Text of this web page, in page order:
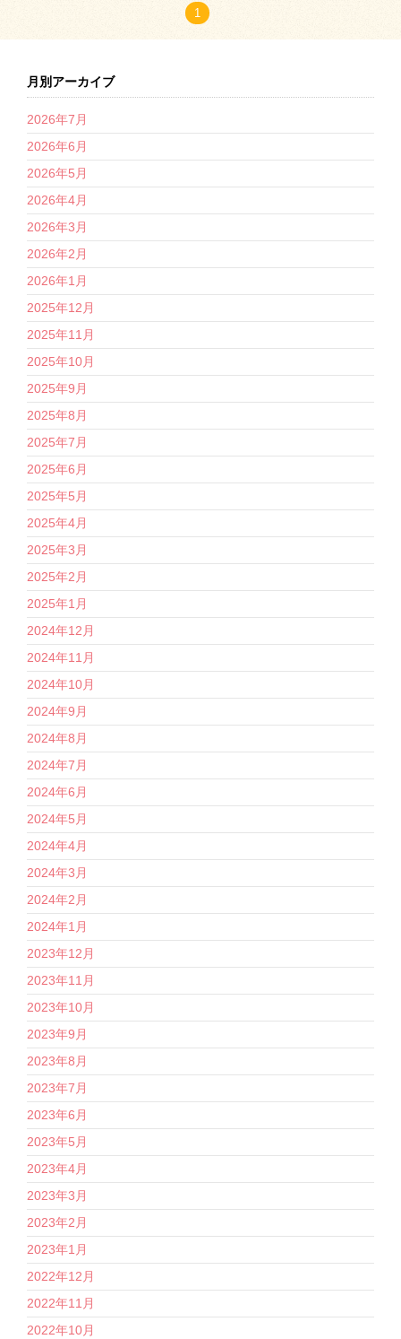
1
月別アーカイブ
2026年7月
2026年6月
2026年5月
2026年4月
2026年3月
2026年2月
2026年1月
2025年12月
2025年11月
2025年10月
2025年9月
2025年8月
2025年7月
2025年6月
2025年5月
2025年4月
2025年3月
2025年2月
2025年1月
2024年12月
2024年11月
2024年10月
2024年9月
2024年8月
2024年7月
2024年6月
2024年5月
2024年4月
2024年3月
2024年2月
2024年1月
2023年12月
2023年11月
2023年10月
2023年9月
2023年8月
2023年7月
2023年6月
2023年5月
2023年4月
2023年3月
2023年2月
2023年1月
2022年12月
2022年11月
2022年10月